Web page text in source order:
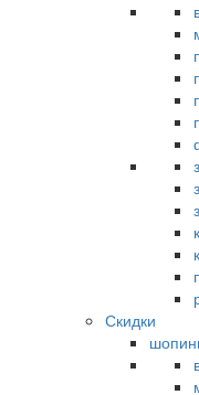
Скидки